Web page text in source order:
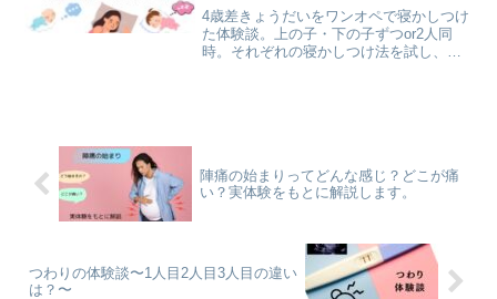
4歳差きょうだいをワンオペで寝かしつけ
た体験談。上の子・下の子ずつor2人同
時。それぞれの寝かしつけ法を試し、最
陣痛の始まりってどんな感じ？どこが痛
い？実体験をもとに解説します。
つわりの体験談〜1人目2人目3人目の違い
は？〜